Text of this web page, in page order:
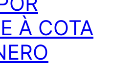
À COTA